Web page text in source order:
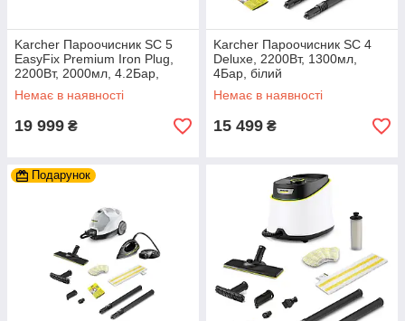
Karcher Пароочисник SC 5
EasyFix Premium Iron Plug,
2200Вт, 2000мл, 4.2Бар,
білий
Немає в наявності
19 999 ₴
Karcher Пароочисник SC 4
Deluxe, 2200Вт, 1300мл,
4Бар, білий
Немає в наявності
15 499 ₴
Подарунок